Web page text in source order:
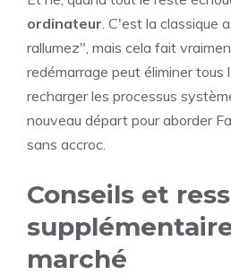
ordinateur . C'est la classique
rallumez", mais cela fait
redémarrage peut éliminer tous
recharger les processus
nouveau départ pour aborder
sans accroc.
Conseils et
marché